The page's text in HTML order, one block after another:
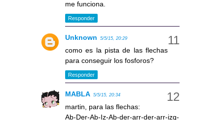
me funciona.
Responder
Unknown 5/5/15, 20:29
como es la pista de las flechas
para conseguir los fosforos?
Responder
MABLA 5/5/15, 20:34
martin, para las flechas:
Ab-Der-Ab-Iz-Ab-der-arr-der-arr-izq-